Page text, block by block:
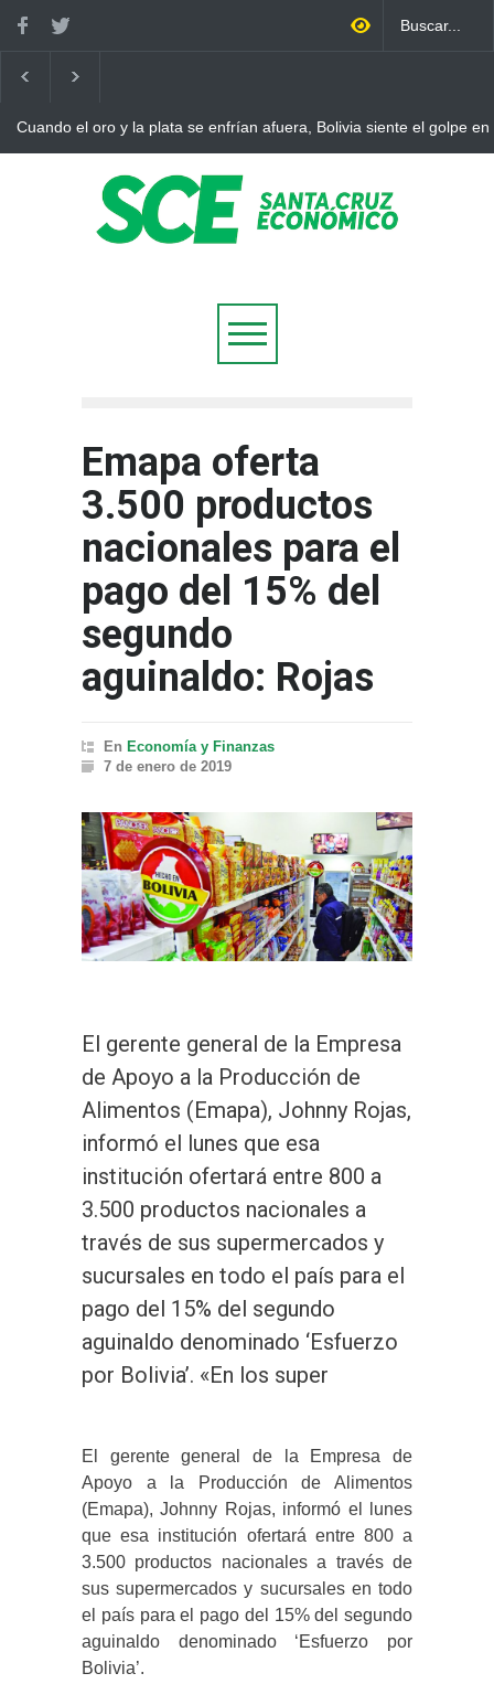
Cuando el oro y la plata se enfrían afuera, Bolivia siente el golpe en
Emapa oferta
3.500 productos
nacionales para el
pago del 15% del
segundo
aguinaldo: Rojas
En Economía y Finanzas
7 de enero de 2019
El gerente general de la Empresa
de Apoyo a la Producción de
Alimentos (Emapa), Johnny Rojas,
informó el lunes que esa
institución ofertará entre 800 a
3.500 productos nacionales a
través de sus supermercados y
sucursales en todo el país para el
pago del 15% del segundo
aguinaldo denominado ‘Esfuerzo
por Bolivia’. «En los super
El gerente general de la Empresa de
Apoyo a la Producción de Alimentos
(Emapa), Johnny Rojas, informó el lunes
que esa institución ofertará entre 800 a
3.500 productos nacionales a través de
sus supermercados y sucursales en todo
el país para el pago del 15% del segundo
aguinaldo denominado ‘Esfuerzo por
Bolivia’.